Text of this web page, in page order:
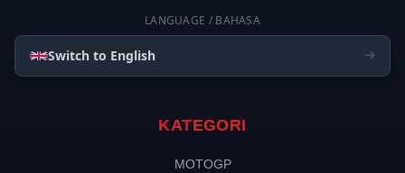
LANGUAGE / BAHASA
Switch to English
KATEGORI
MOTOGP